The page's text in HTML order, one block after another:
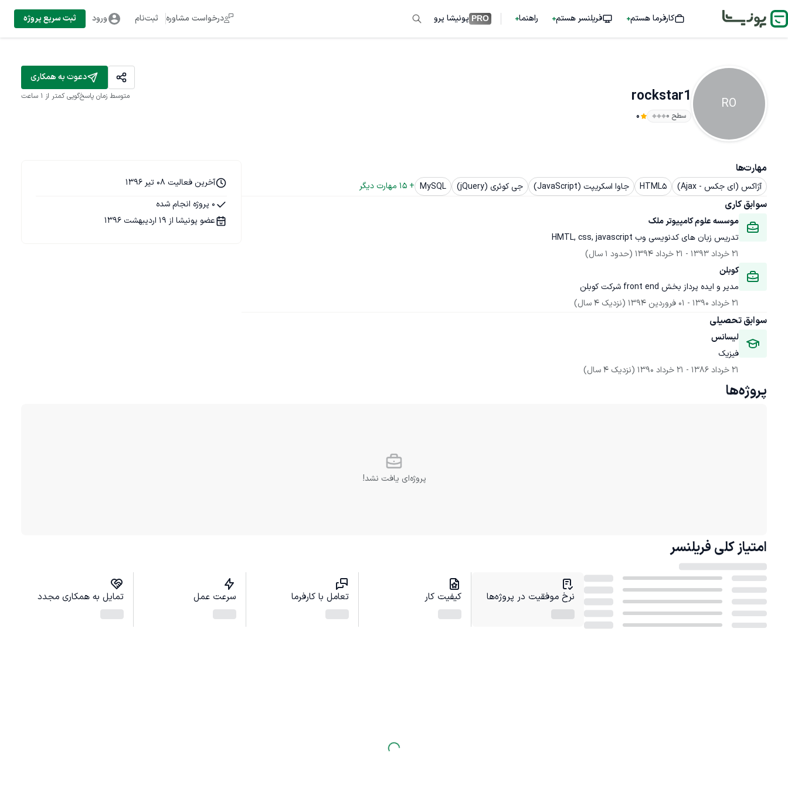
کارفرما هستم فریلنسر هستم راهنما PRO پونیشا پرو درخواست مشاوره ثبت‌نام ورود ثبت سریع پروژه
RO
rockstar1
سطح ۰ 0
دعوت به همکاری
متوسط زمان پاسخ‌گویی کمتر از 1 ساعت
مهارت‌ها
آژاکس (ای جکس - Ajax) HTML5 جاوا اسکریپت (JavaScript) جی کوئری (jQuery) MySQL
+
15 مهارت دیگر
سوابق کاری
موسسه علوم کامپیوتر ملک
تدریس زبان های کدنویسی وب HMTL, css, javascript
21 خرداد 1393
- 21 خرداد 1394
(حدود 1 سال)
کوبلن
مدیر و ایده پرداز بخش front end شرکت کوبلن
21 خرداد 1390
- 01 فروردین 1394 (نزدیک 4 سال)
سوابق تحصیلی
لیسانس
فیزیک
21 خرداد 1386
- 21 خرداد 1390 (نزدیک 4 سال)
آخرین فعالیت 08 تیر 1396
0 پروژه انجام شده
عضو پونیشا از 19 اردیبهشت 1396
پروژه‌ها
پروژه‌ای یافت نشد!
امتیاز کلی فریلنسر
نرخ موفقیت در پروژه‌ها کیفیت کار تعامل با کارفرما سرعت عمل تمایل به همکاری مجدد